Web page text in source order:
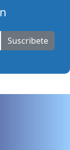
Suscribete